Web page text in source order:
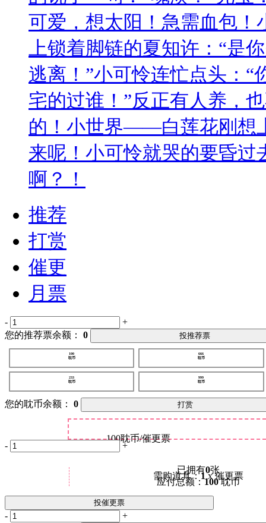
可爱，想太阳！急需血包
上锁着脚链的夏知许：“是
逃离！”小可怜连忙点头：
宅的过谁！”反正有人养，
的！小世界——白莲花刚想
来呢！小可怜就哭的要昏
啊？！
推荐
打赏
催更
月票
-
+
您的推荐票余额： 0 投推荐票
100
耽币
233
耽币
666
耽币
999
耽币
您的耽币余额： 0 打赏
100耽币/催更票
已拥有0张
需购道具：1x 催更票
应付总额：100耽币
- +
投催更票
-
+